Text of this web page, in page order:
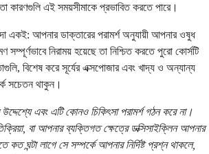
কারণগুলি এই সময়সীমাকে প্রভাবিত করতে পারে।
একই: আপনার ডাক্তারের পরামর্শ অনুযায়ী আপনার ওষুধ
নিরাময় হয়েছে তা নিশ্চিত করতে পুরো কোর্সটি
বিশেষ করে সূর্যের এক্সপোজার এবং খাদ্য ও অন্যান্য
সচেতন থাকুন।
এবং এটি কোনও চিকিৎসা পরামর্শ গঠন করে না।
বাআপনার ব্যক্তিগত ক্ষেত্রে ডক্সিসাইক্লিন আপনার
কত ঘন্টা লাগেসে সম্পর্কে আপনার নির্দিষ্ট প্রশ্ন থাকলে,